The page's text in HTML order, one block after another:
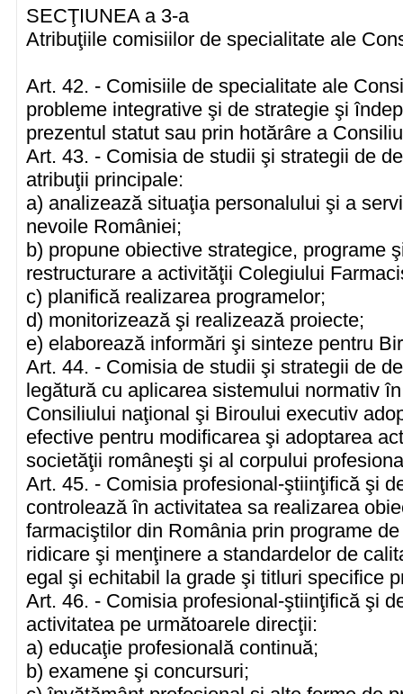
SECŢIUNEA a 3-a
Atribuţiile comisiilor de specialitate ale
Art. 42. - Comisiile de specialitate ale
probleme integrative şi de strategie şi
prezentul statut sau prin hotărâre a
Art. 43. - Comisia de studii şi strategii de
atribuţii principale:
a) analizează situaţia personalului şi a
nevoile României;
b) propune obiective strategice, programe
restructurare a activităţii Colegiului
c) planifică realizarea programelor;
d) monitorizează şi realizează proiecte;
e) elaborează informări şi sinteze pentru
Art. 44. - Comisia de studii şi strategii de
legătură cu aplicarea sistemului normativ
Consiliului naţional şi Biroului executiv
efective pentru modificarea şi adoptarea
societăţii româneşti şi al corpului
Art. 45. - Comisia profesional-ştiinţifică şi
controlează în activitatea sa realizarea
farmaciştilor din România prin programe
ridicare şi menţinere a standardelor de
egal şi echitabil la grade şi titluri specifice
Art. 46. - Comisia profesional-ştiinţifică şi
activitatea pe următoarele direcţii:
a) educaţie profesională continuă;
b) examene şi concursuri;